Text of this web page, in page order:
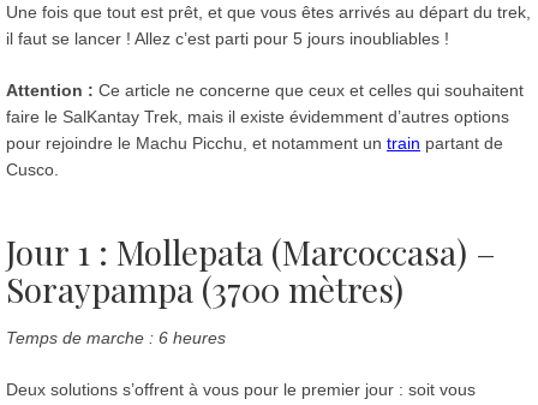
Une fois que tout est prêt, et que vous êtes arrivés au départ du trek,
il faut se lancer ! Allez c’est parti pour 5 jours inoubliables !
Attention : Ce article ne concerne que ceux et celles qui souhaitent
faire le SalKantay Trek, mais il existe évidemment d’autres options
pour rejoindre le Machu Picchu, et notamment un train partant de
Cusco.
Jour 1 : Mollepata (Marcoccasa) –
Soraypampa (3700 mètres)
Temps de marche : 6 heures
Deux solutions s’offrent à vous pour le premier jour : soit vous